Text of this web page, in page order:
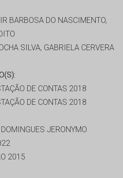
BARBOSA DO NASCIMENTO,
SILVA, GABRIELA CERVERA
DE CONTAS 2018
DE CONTAS 2018
JERONYMO
2015